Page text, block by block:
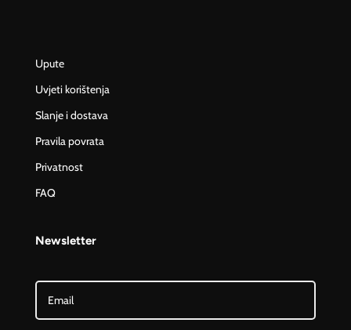
Upute
Uvjeti korištenja
Slanje i dostava
Pravila povrata
Privatnost
FAQ
Newsletter